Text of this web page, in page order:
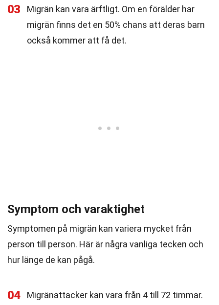
03
Migrän kan vara ärftligt. Om en förälder har
migrän finns det en 50% chans att deras barn
också kommer att få det.
Symptom och varaktighet
Symptomen på migrän kan variera mycket från
person till person. Här är några vanliga tecken och
hur länge de kan pågå.
04
Migränattacker kan vara från 4 till 72 timmar.